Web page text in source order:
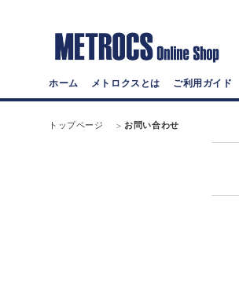
ホーム メトロクスとは ご利用ガイド
トップページ お問い合わせ